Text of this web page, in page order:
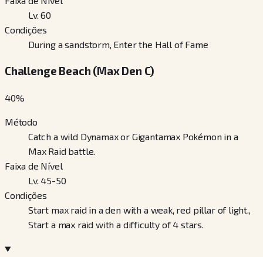
Lv. 60
Condições
During a sandstorm, Enter the Hall of Fame
Challenge Beach (Max Den C)
40%
Método
Catch a wild Dynamax or Gigantamax Pokémon in a
Max Raid battle.
Faixa de Nível
Lv. 45-50
Condições
Start max raid in a den with a weak, red pillar of light.,
Start a max raid with a difficulty of 4 stars.